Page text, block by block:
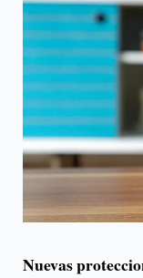
Nuevas